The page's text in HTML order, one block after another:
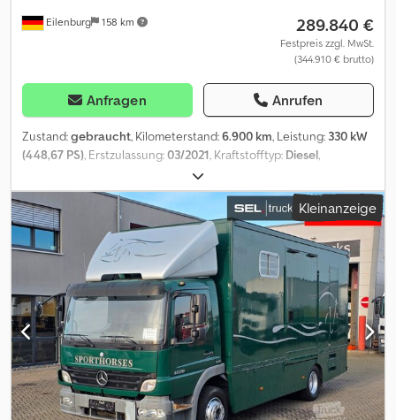
Eilenburg 158 km 289.840 €
Festpreis zzgl. MwSt.
(344.910 € brutto)
Anfragen Anrufen
Zustand:gebraucht, Kilometerstand:6.900 km, Leistung: 330 kW
(448,67 PS), Erstzulassung:03/2021, Kraftstofftyp: Diesel,
, Achsen-Konfiguration:
Farbe:Grau, Getriebetyp:Automatisch, Emissionsklasse:Euro6,
Ausstattung:
ABS, Elektronisches Stabilitätsprogramm (ESP),
Klimaanlage, Rußfilter, Standheizung, 351943, 1117707
Zusatzoption Fahrwerk 2 x Sitz, drehbar, mit Sicherheitsgurt,
bezogen mit Leder, hinter Fahrer und Beifahrersitz Ausgewähltes
Zubehör Aufbau Allgemein 1112784 Absperrbrett vor Rampe
hinten 1119215 Aluminiumboden 1109890 Aufbau aus
Doppelstegprofil, 25 mm, Aluminium-eloxiert 1 St 0,00 EUR 1109129
Beladerampe seitlich mit Hebehilfe und Gummibelag,
abschließbar 1 St 0,00 EUR 1133343 Einstiegshilfe Klapptritt mit
Beleuchtung unter Eingangstür 1118994 Futtergang mit
separater Außentür und 2x Senkrechtschiebefenster,
Einstiegsleiter unter Tür mit Sicherungsklappe 1 St 0,00 EUR
Kleinanzeige